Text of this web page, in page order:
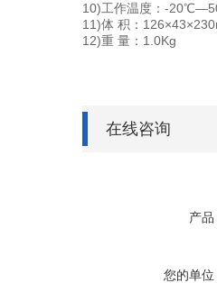
10)工作温度：-
11)体 积：
12)重 量：1.0Kg
在线咨询
产品
您的单位